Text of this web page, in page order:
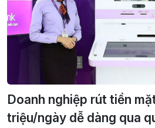
Doanh nghiệp rút tiền
triệu/ngày dễ dàng qua